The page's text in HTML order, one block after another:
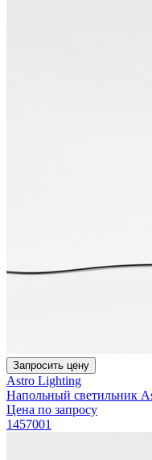
Запросить цену
Astro Lighting
Напольный светильник
Цена по запросу
1457001